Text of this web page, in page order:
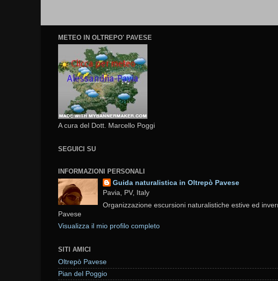
METEO IN OLTREPO' PAVESE
A cura del Dott. Marcello Poggi
SEGUICI SU
INFORMAZIONI PERSONALI
Guida naturalistica in Oltrepò Pavese
Pavia, PV, Italy
Organizzazione escursioni naturalistiche estive ed
Pavese
Visualizza il mio profilo completo
SITI AMICI
Oltrepò Pavese
Pian del Poggio